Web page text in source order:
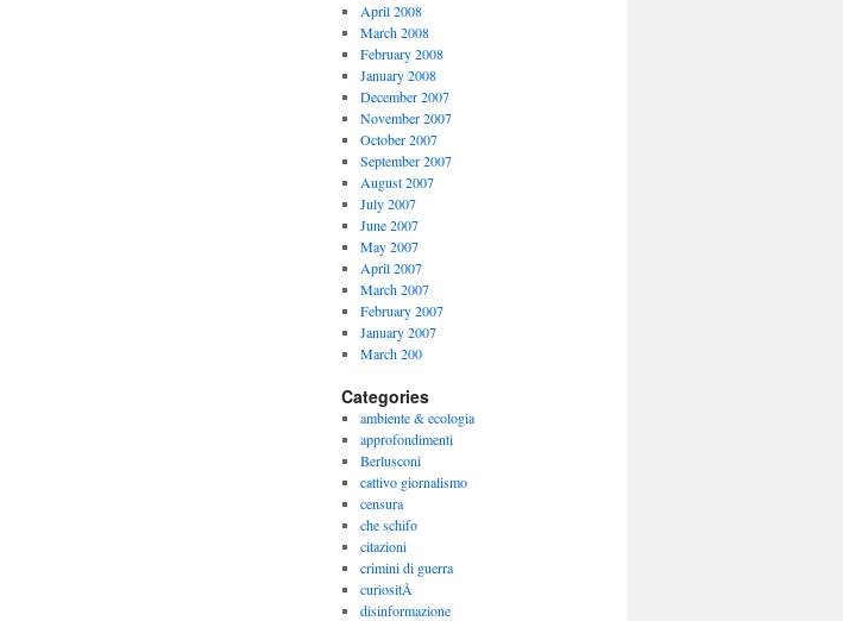
April 2008
March 2008
February 2008
January 2008
December 2007
November 2007
October 2007
September 2007
August 2007
July 2007
June 2007
May 2007
April 2007
March 2007
February 2007
January 2007
March 200
Categories
ambiente & ecologia
approfondimenti
Berlusconi
cattivo giornalismo
censura
che schifo
citazioni
crimini di guerra
curiositÃ
disinformazione